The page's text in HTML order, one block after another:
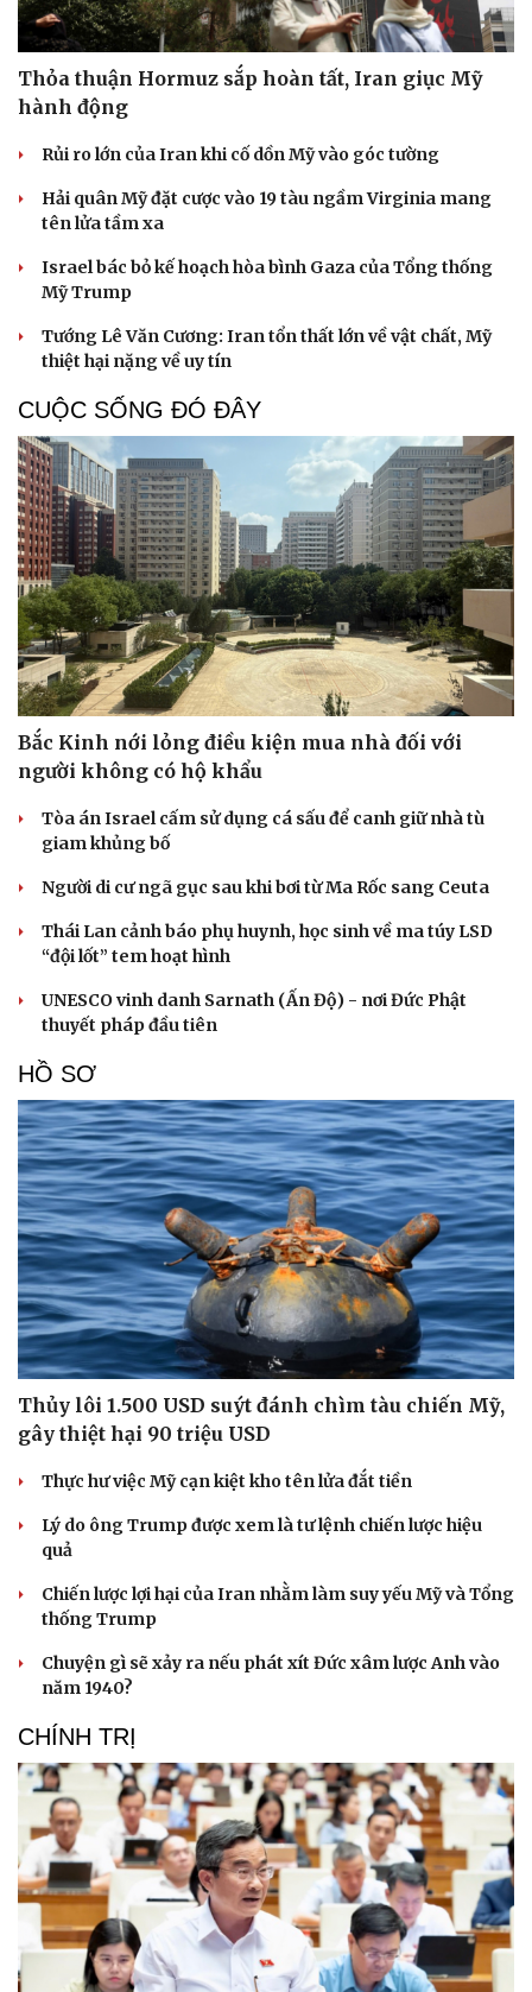
Thỏa thuận Hormuz sắp hoàn tất, Iran giục Mỹ
hành động
Rủi ro lớn của Iran khi cố dồn Mỹ vào góc tường
Hải quân Mỹ đặt cược vào 19 tàu ngầm Virginia mang
tên lửa tầm xa
Israel bác bỏ kế hoạch hòa bình Gaza của Tổng thống
Mỹ Trump
Tướng Lê Văn Cương: Iran tổn thất lớn về vật chất, Mỹ
thiệt hại nặng về uy tín
CUỘC SỐNG ĐÓ ĐÂY
Bắc Kinh nới lỏng điều kiện mua nhà đối với
người không có hộ khẩu
Tòa án Israel cấm sử dụng cá sấu để canh giữ nhà tù
giam khủng bố
Người di cư ngã gục sau khi bơi từ Ma Rốc sang Ceuta
Thái Lan cảnh báo phụ huynh, học sinh về ma túy LSD
“đội lốt” tem hoạt hình
UNESCO vinh danh Sarnath (Ấn Độ) - nơi Đức Phật
thuyết pháp đầu tiên
HỒ SƠ
Thủy lôi 1.500 USD suýt đánh chìm tàu chiến Mỹ,
gây thiệt hại 90 triệu USD
Thực hư việc Mỹ cạn kiệt kho tên lửa đắt tiền
Lý do ông Trump được xem là tư lệnh chiến lược hiệu
quả
Chiến lược lợi hại của Iran nhằm làm suy yếu Mỹ và Tổng
thống Trump
Chuyện gì sẽ xảy ra nếu phát xít Đức xâm lược Anh vào
năm 1940?
CHÍNH TRỊ